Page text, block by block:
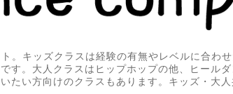
キッズクラスは経験の有無やレベルに合わ
す。大人クラスはヒップホップの他、ヒール
たい方向けのクラスもあります。キッズ・大